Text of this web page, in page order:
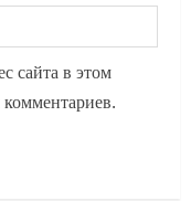
сайта в этом